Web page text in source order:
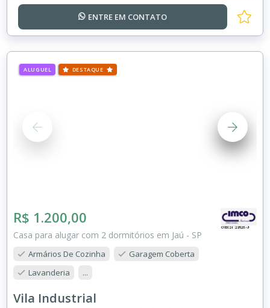
ENTRE EM CONTATO
ALUGUEL DESTAQUE
R$ 1.200,00
Casa para alugar com 2 dormitórios em Jaú - SP
Armários De Cozinha
Garagem Coberta
Lavanderia
...
Vila Industrial